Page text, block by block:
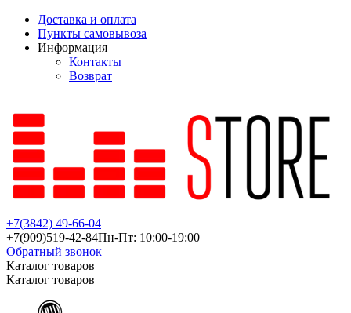
Доставка и оплата
Пункты самовывоза
Информация
Контакты
Возврат
+7(3842) 49-66-04
+7(909)519-42-84Пн-Пт: 10:00-19:00
Обратный звонок
Каталог товаров
Каталог товаров